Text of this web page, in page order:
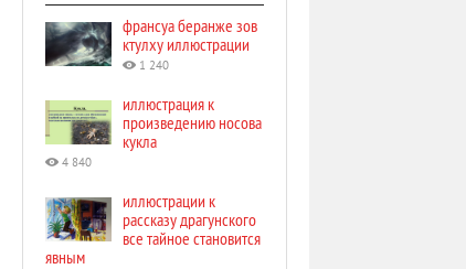
франсуа беранже зов
ктулху иллюстрации
1 240
иллюстрация к
произведению носова
кукла
4 840
иллюстрации к
рассказу драгунского
все тайное становится
явным